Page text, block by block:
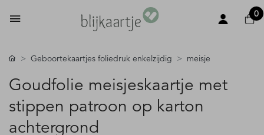
0
Geboortekaartjes foliedruk enkelzijdig meisje
Goudfolie meisjeskaartje met
stippen patroon op karton
achtergrond